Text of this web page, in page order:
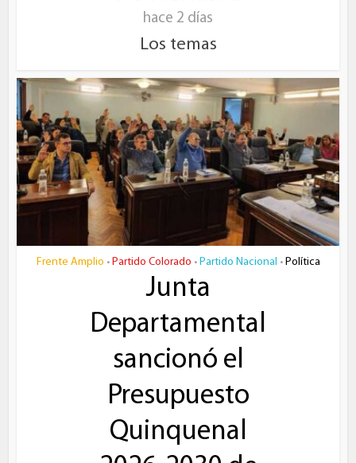
hace 2 días
Los temas
Frente Amplio • Partido Colorado • Partido Nacional • Política
Junta
Departamental
sancionó el
Presupuesto
Quinquenal